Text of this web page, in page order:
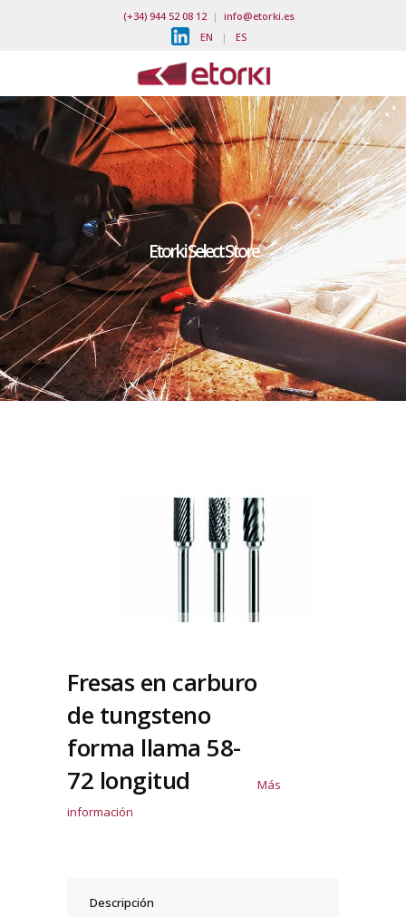
(+34) 944 52 08 12| info@etorki.es
EN | ES
Etorki Select Store
Fresas en carburo
de tungsteno
forma llama 58-
72 longitud
Más
información
Descripción